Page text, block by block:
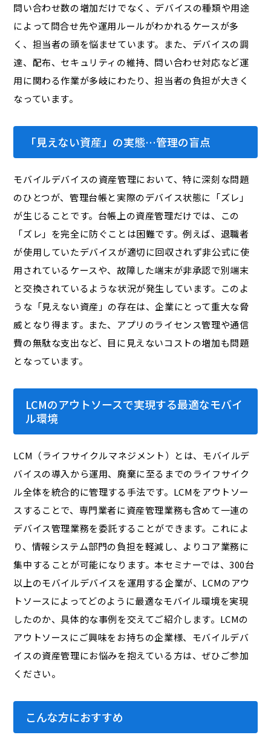
問い合わせ数の増加だけでなく、デバイスの種類や用途
によって問合せ先や運用ルールがわかれるケースが多
く、担当者の頭を悩ませています。また、デバイスの調
達、配布、セキュリティの維持、問い合わせ対応など運
用に関わる作業が多岐にわたり、担当者の負担が大きく
なっています。
「見えない資産」の実態…管理の盲点
モバイルデバイスの資産管理において、特に深刻な問題
のひとつが、管理台帳と実際のデバイス状態に「ズレ」
が生じることです。台帳上の資産管理だけでは、この
「ズレ」を完全に防ぐことは困難です。例えば、退職者
が使用していたデバイスが適切に回収されず非公式に使
用されているケースや、故障した端末が非承認で別端末
と交換されているような状況が発生しています。このよ
うな「見えない資産」の存在は、企業にとって重大な脅
威となり得ます。また、アプリのライセンス管理や通信
費の無駄な支出など、目に見えないコストの増加も問題
となっています。
LCMのアウトソースで実現する最適なモバイ
ル環境
LCM（ライフサイクルマネジメント）とは、モバイルデ
バイスの導入から運用、廃棄に至るまでのライフサイク
ル全体を統合的に管理する手法です。LCMをアウトソー
スすることで、専門業者に資産管理業務も含めて一連の
デバイス管理業務を委託することができます。これによ
り、情報システム部門の負担を軽減し、よりコア業務に
集中することが可能になります。本セミナーでは、300台
以上のモバイルデバイスを運用する企業が、LCMのアウ
トソースによってどのように最適なモバイル環境を実現
したのか、具体的な事例を交えてご紹介します。LCMの
アウトソースにご興味をお持ちの企業様、モバイルデバ
イスの資産管理にお悩みを抱えている方は、ぜひご参加
ください。
こんな方におすすめ